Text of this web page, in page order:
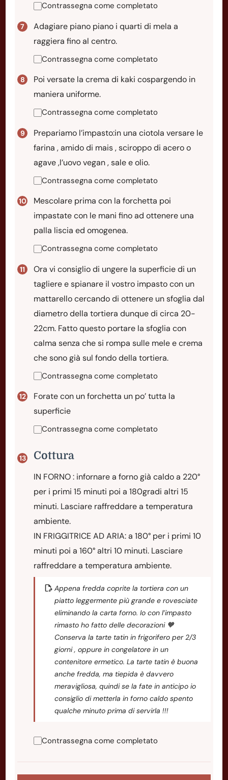
Contrassegna come completato
Adagiare piano piano i quarti di mela a
raggiera fino al centro.
Contrassegna come completato
Poi versate la crema di kaki cospargendo in
maniera uniforme.
Contrassegna come completato
Prepariamo l’impasto:in una ciotola versare le
farina , amido di mais , sciroppo di acero o
agave ,l’uovo vegan , sale e olio.
Contrassegna come completato
Mescolare prima con la forchetta poi
impastate con le mani fino ad ottenere una
palla liscia ed omogenea.
Contrassegna come completato
Ora vi consiglio di ungere la superficie di un
tagliere e spianare il vostro impasto con un
mattarello cercando di ottenere un sfoglia dal
diametro della tortiera dunque di circa 20-
22cm. Fatto questo portare la sfoglia con
calma senza che si rompa sulle mele e crema
che sono già sul fondo della tortiera.
Contrassegna come completato
Forate con un forchetta un po’ tutta la
superficie
Contrassegna come completato
Cottura
IN FORNO : infornare a forno già caldo a 220°
per i primi 15 minuti poi a 180gradi altri 15
minuti. Lasciare raffreddare a temperatura
ambiente.
IN FRIGGITRICE AD ARIA: a 180° per i primi 10
minuti poi a 160° altri 10 minuti. Lasciare
raffreddare a temperatura ambiente.
Appena fredda coprite la tortiera con un
piatto leggermente più grande e rovesciate
eliminando la carta forno. Io con l’impasto
rimasto ho fatto delle decorazioni 🧡
Conserva la tarte tatin in frigorifero per 2/3
giorni , oppure in congelatore in un
contenitore ermetico. La tarte tatin è buona
anche fredda, ma tiepida è davvero
meravigliosa, quindi se la fate in anticipo io
consiglio di metterla in forno caldo spento
qualche minuto prima di servirla !!!
Contrassegna come completato